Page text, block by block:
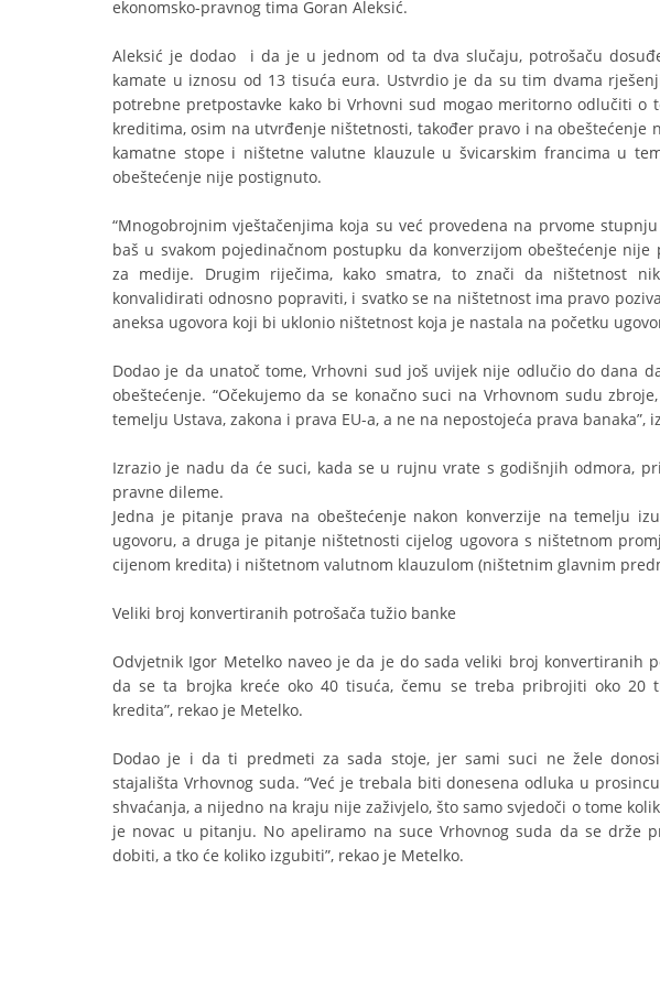
ekonomsko-pravnog tima Goran Aleksić.
Aleksić je dodao i da je u jednom od ta dva slučaju, potrošaču
kamate u iznosu od 13 tisuća eura. Ustvrdio je da su tim dvama
potrebne pretpostavke kako bi Vrhovni sud mogao meritorno odlučiti
kreditima, osim na utvrđenje ništetnosti, također pravo i na obeštećenje
kamatne stope i ništetne valutne klauzule u švicarskim francima u
obeštećenje nije postignuto.
“Mnogobrojnim vještačenjima koja su već provedena na prvome
baš u svakom pojedinačnom postupku da konverzijom obeštećenje
za medije. Drugim riječima, kako smatra, to znači da ništetnost
konvalidirati odnosno popraviti, i svatko se na ništetnost ima pravo
aneksa ugovora koji bi uklonio ništetnost koja je nastala na početku
Dodao je da unatoč tome, Vrhovni sud još uvijek nije odlučio do dana
obeštećenje. “Očekujemo da se konačno suci na Vrhovnom sudu
temelju Ustava, zakona i prava EU-a, a ne na nepostojeća prava banaka”,
Izrazio je nadu da će suci, kada se u rujnu vrate s godišnjih odmora,
pravne dileme.
Jedna je pitanje prava na obeštećenje nakon konverzije na temelju
ugovoru, a druga je pitanje ništetnosti cijelog ugovora s ništetnom
cijenom kredita) i ništetnom valutnom klauzulom (ništetnim glavnim
Veliki broj konvertiranih potrošača tužio banke
Odvjetnik Igor Metelko naveo je da je do sada veliki broj konvertiranih
da se ta brojka kreće oko 40 tisuća, čemu se treba pribrojiti oko 20
kredita”, rekao je Metelko.
Dodao je i da ti predmeti za sada stoje, jer sami suci ne žele
stajališta Vrhovnog suda. “Već je trebala biti donesena odluka u
shvaćanja, a nijedno na kraju nije zaživjelo, što samo svjedoči o tome
je novac u pitanju. No apeliramo na suce Vrhovnog suda da se drže
dobiti, a tko će koliko izgubiti”, rekao je Metelko.